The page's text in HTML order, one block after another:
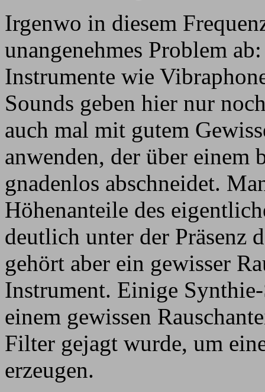
Irgenwo in diesem
unangenehmes Problem
Instrumente wie
Sounds geben hier nur
auch mal mit gutem
anwenden, der über einem
gnadenlos abschneidet.
Höhenanteile des
deutlich unter der Präsenz
gehört aber ein gewisser
Instrument. Einige
einem gewissen
Filter gejagt wurde, um
erzeugen.